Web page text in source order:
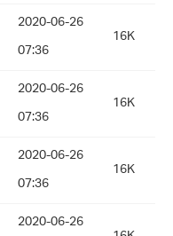
2020-06-26
07:36
16K
2020-06-26
07:36
16K
2020-06-26
07:36
16K
2020-06-26